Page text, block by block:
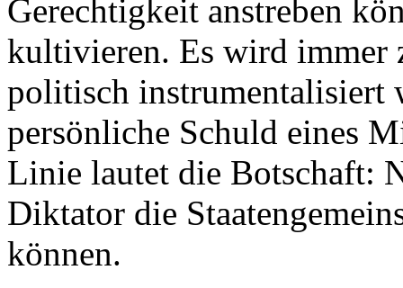
Gerechtigkeit anstreben
kultivieren. Es wird immer
politisch instrumentalisiert
persönliche Schuld eines
Linie lautet die Botschaft:
Diktator die
können.